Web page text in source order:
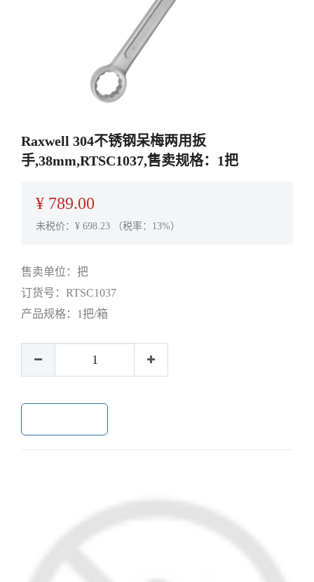
Raxwell 304不锈钢呆梅两用扳
手,38mm,RTSC1037,售卖规格：1把
¥ 789.00
未税价：¥ 698.23 （税率：13%）
售卖单位： 把
订货号： RTSC1037
产品规格： 1把/箱